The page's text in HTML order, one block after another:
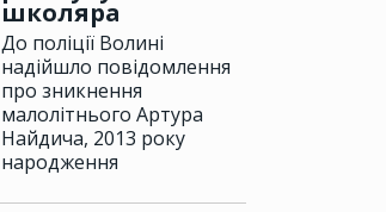
школяра
До поліції Волині
надійшло повідомлення
про зникнення
малолітнього Артура
Найдича, 2013 року
народження